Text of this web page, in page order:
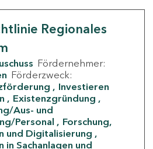
Regionales
Fördernehmer:
Förderzweck:
Investieren
Existenzgründung
Aus- und
Personal
Forschung,
und Digitalisierung
in Sachanlagen und